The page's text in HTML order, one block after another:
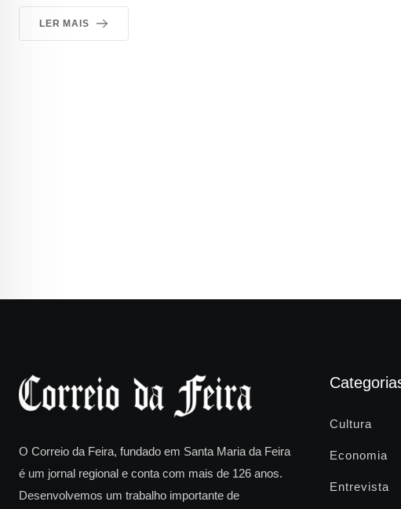
LER MAIS
O Correio da Feira, fundado em Santa Maria da Feira
é um jornal regional e conta com mais de 126 anos.
Desenvolvemos um trabalho importante de
Cultura
Economia
Entrevista